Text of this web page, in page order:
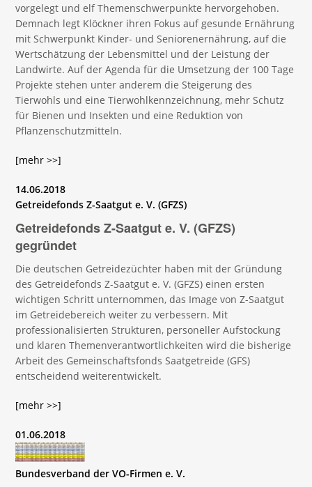
vorgelegt und elf Themenschwerpunkte hervorgehoben.
Demnach legt Klöckner ihren Fokus auf gesunde Ernährung
mit Schwerpunkt Kinder- und Seniorenernährung, auf die
Wertschätzung der Lebensmittel und der Leistung der
Landwirte. Auf der Agenda für die Umsetzung der 100 Tage
Projekte stehen unter anderem die Steigerung des
Tierwohls und eine Tierwohlkennzeichnung, mehr Schutz
für Bienen und Insekten und eine Reduktion von
Pflanzenschutzmitteln.
[mehr >>]
14.06.2018
Getreidefonds Z-Saatgut e. V. (GFZS)
Getreidefonds Z-Saatgut e. V. (GFZS)
gegründet
Die deutschen Getreidezüchter haben mit der Gründung
des Getreidefonds Z-Saatgut e. V. (GFZS) einen ersten
wichtigen Schritt unternommen, das Image von Z-Saatgut
im Getreidebereich weiter zu verbessern. Mit
professionalisierten Strukturen, personeller Aufstockung
und klaren Themenverantwortlichkeiten wird die bisherige
Arbeit des Gemeinschaftsfonds Saatgetreide (GFS)
entscheidend weiterentwickelt.
[mehr >>]
01.06.2018
Bundesverband der VO-Firmen e. V.